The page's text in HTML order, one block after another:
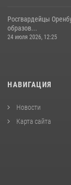
Росгвардейцы
образов...
24 июля 2026, 12:25
НАВИГАЦИЯ
Новости
Карта сайта